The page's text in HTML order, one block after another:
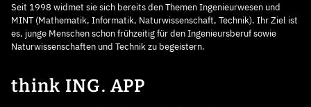
Seit 1998 widmet sie sich bereits den Themen Ingenieurwesen und
MINT (Mathematik, Informatik, Naturwissenschaft, Technik). Ihr Ziel ist
es, junge Menschen schon frühzeitig für den Ingenieursberuf sowie
Naturwissenschaften und Technik zu begeistern.
think ING. APP